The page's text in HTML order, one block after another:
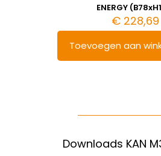
ENERGY
€228,69
Toevoegen aan
Downloads KAN